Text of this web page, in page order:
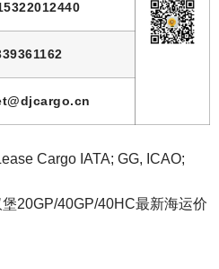
Cargo IATA; GG, ICAO;
20GP/40GP/40HC最新海运价